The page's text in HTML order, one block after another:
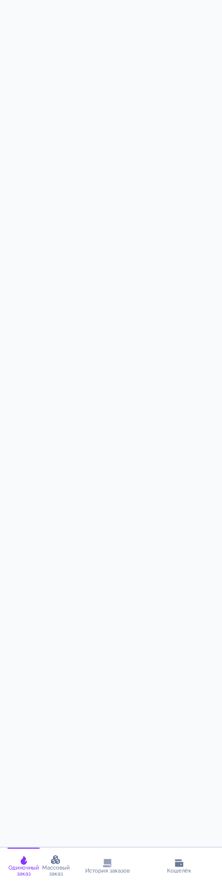
Одиночный
заказ
Массовый
заказ
История заказов Кошелёк